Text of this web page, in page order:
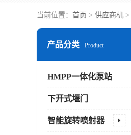
当前位置： 首页 > 供应商机 >
产品分类 Product
HMPP一体化泵站
下开式堰门
智能旋转喷射器